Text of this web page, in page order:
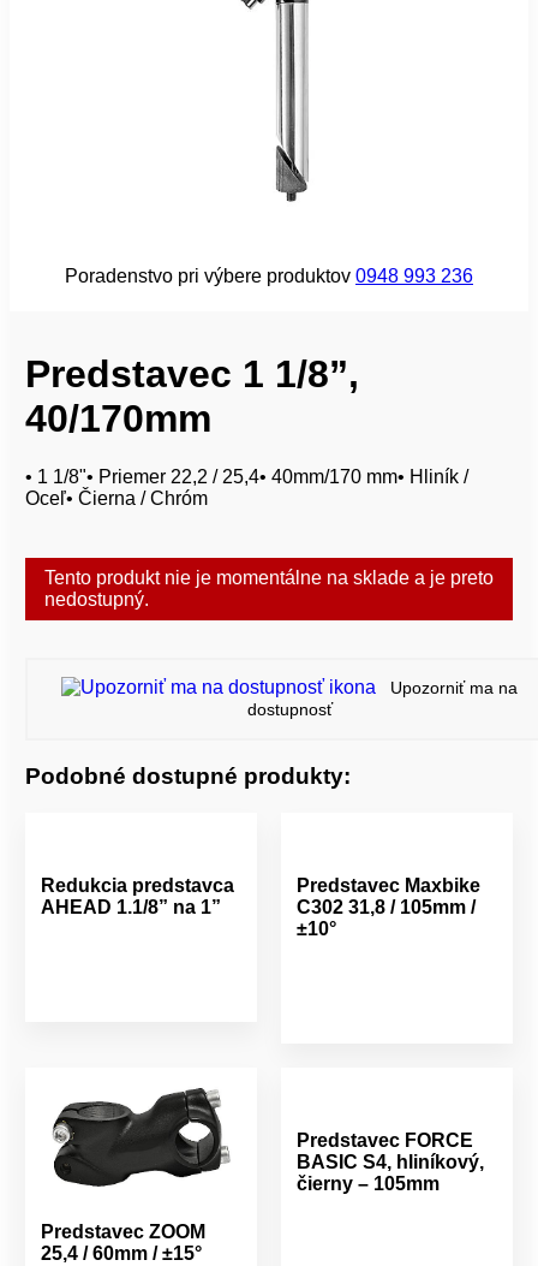
Poradenstvo pri výbere produktov 0948 993 236
Predstavec 1 1/8”,
40/170mm
• 1 1/8"• Priemer 22,2 / 25,4• 40mm/170 mm• Hliník /
Oceľ• Čierna / Chróm
Tento produkt nie je momentálne na sklade a je preto
nedostupný.
Upozorniť ma na
dostupnosť
Podobné dostupné produkty:
Redukcia predstavca
AHEAD 1.1/8” na 1”
Predstavec Maxbike
C302 31,8 / 105mm /
±10°
Predstavec ZOOM
25,4 / 60mm / ±15°
Predstavec FORCE
BASIC S4, hliníkový,
čierny – 105mm